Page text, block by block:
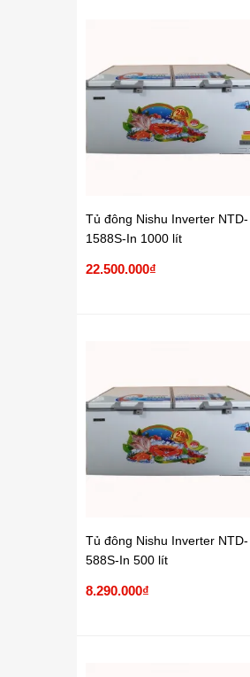
Tủ đông Nishu Inverter NTD-
1588S-In 1000 lít
22.500.000₫
Tủ đông Nishu Inverter NTD-
588S-In 500 lít
8.290.000₫